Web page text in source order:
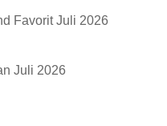
Favorit Juli 2026
Juli 2026